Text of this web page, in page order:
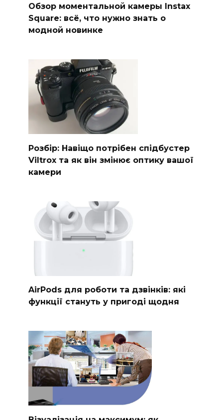
Обзор моментальной камеры Instax
Square: всё, что нужно знать о
модной новинке
Розбір: Навіщо потрібен спідбустер
Viltrox та як він змінює оптику вашої
камери
AirPods для роботи та дзвінків: які
функції стануть у пригоді щодня